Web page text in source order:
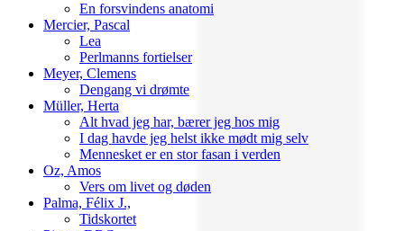
En forsvindens anatomi
Mercier, Pascal
Lea
Perlmanns fortielser
Meyer, Clemens
Dengang vi drømte
Müller, Herta
Alt hvad jeg har, bærer jeg hos mig
I dag havde jeg helst ikke mødt mig selv
Mennesket er en stor fasan i verden
Oz, Amos
Vers om livet og døden
Palma, Félix J.,
Tidskortet